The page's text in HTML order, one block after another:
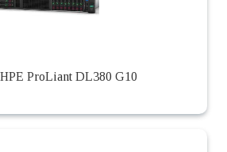
ProLiant DL380 G10